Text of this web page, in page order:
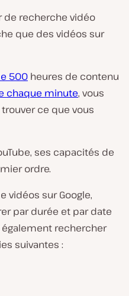
de recherche vidéo
que des vidéos sur
500 heures de contenu
chaque minute, vous
ce que vous
ses capacités de
ordre.
vidéos sur Google,
par durée et par date
rechercher
suivantes :